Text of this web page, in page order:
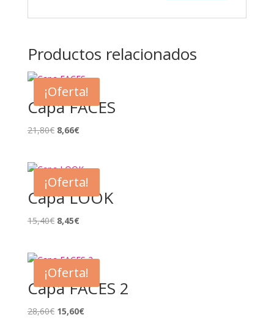
Productos relacionados
¡Oferta!
Capa FACES
21,80€ El
era:
21,80€.
8,66€El
es:
8,66€.
¡Oferta!
Capa LOOK
15,40€ El
era:
15,40€.
8,45€El
es:
8,45€.
¡Oferta!
Capa FACES 2
28,60€ El
15,60€El